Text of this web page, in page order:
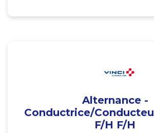
Alternance -
Conductrice/
F/H F/H